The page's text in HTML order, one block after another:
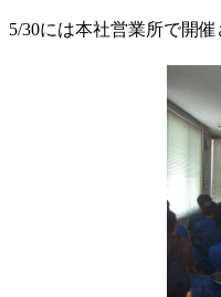
5/30には本社営業所で開